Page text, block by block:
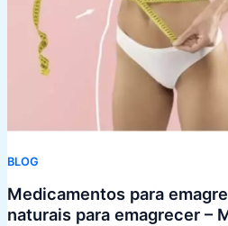
BLOG
Medicamentos para
naturais para emagrecer –